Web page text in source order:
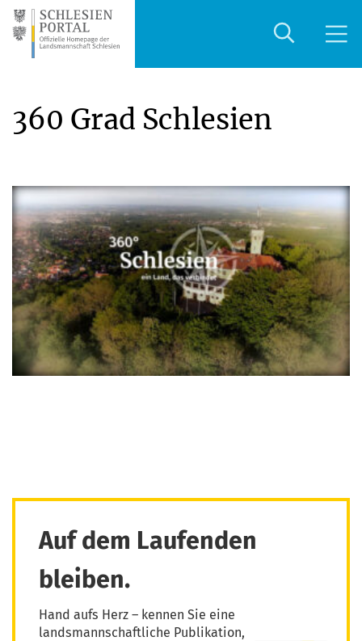
360 Grad Schlesien
Auf dem Laufenden
bleiben.
Hand aufs Herz – kennen Sie eine
landsmannschaftliche Publikation,